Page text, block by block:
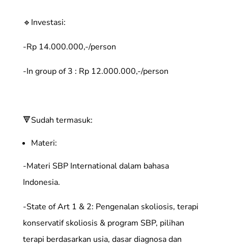
🔹Investasi:
-Rp 14.000.000,-/person
-In group of 3 : Rp 12.000.000,-/person
🔻Sudah termasuk:
Materi:
-Materi SBP International dalam bahasa
Indonesia.
-State of Art 1 & 2: Pengenalan skoliosis, terapi
konservatif skoliosis & program SBP, pilihan
terapi berdasarkan usia, dasar diagnosa dan